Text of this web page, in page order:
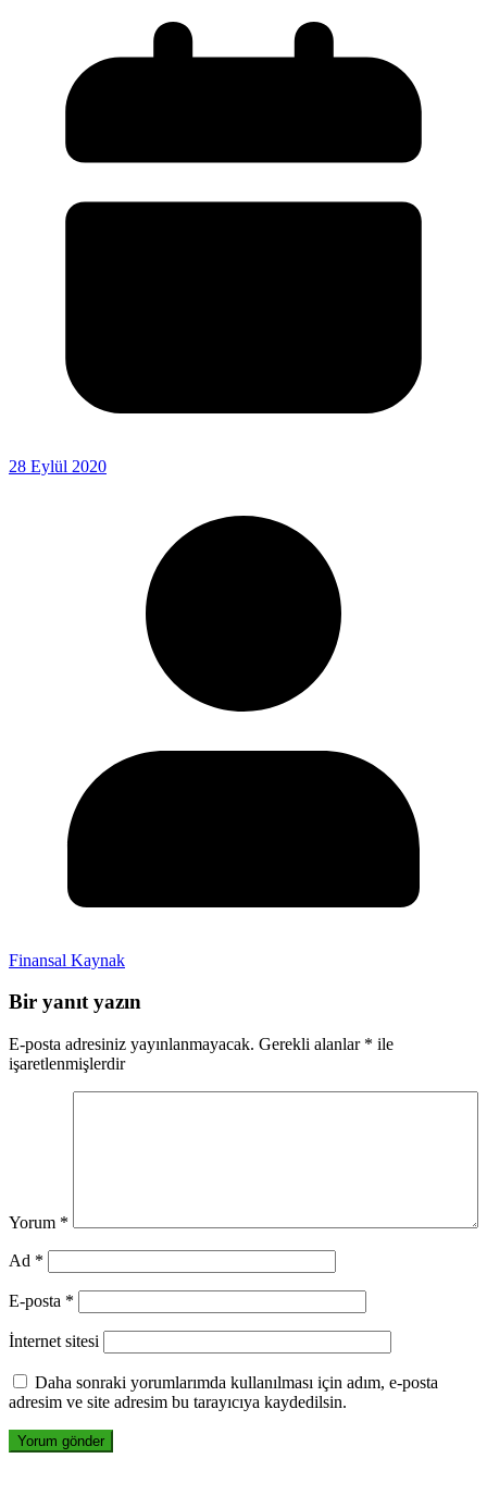
28 Eylül 2020
Finansal Kaynak
Bir yanıt yazın
E-posta adresiniz yayınlanmayacak. Gerekli alanlar * ile
işaretlenmişlerdir
Yorum *
Ad *
E-posta *
İnternet sitesi
Daha sonraki yorumlarımda kullanılması için adım, e-posta
adresim ve site adresim bu tarayıcıya kaydedilsin.